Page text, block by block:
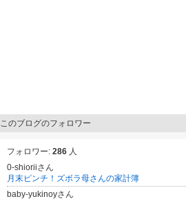
このブログのフォロワー
フォロワー: 286 人
0-shioriiさん
月末ピンチ！ズボラ母さんの家計簿
baby-yukinoyさん